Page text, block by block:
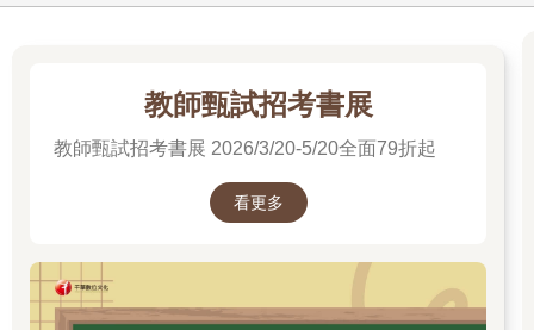
教師甄試招考書展
教師甄試招考書展 2026/3/20-5/20全面79折起
看更多